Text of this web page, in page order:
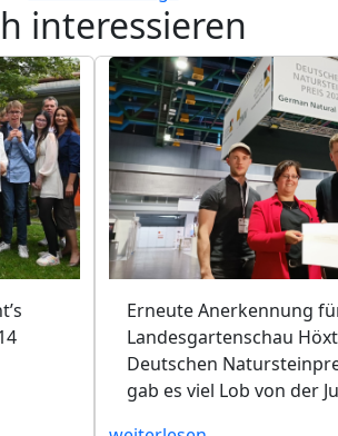
interessieren
Erneute Anerkennung
Landesgartenschau
Deutschen
gab es viel Lob von der